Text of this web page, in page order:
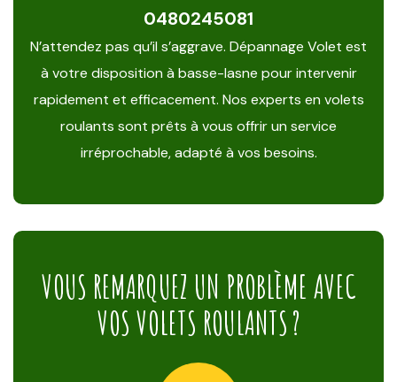
0480245081
N’attendez pas qu’il s’aggrave. Dépannage Volet est
à votre disposition à basse-lasne pour intervenir
rapidement et efficacement. Nos experts en volets
roulants sont prêts à vous offrir un service
irréprochable, adapté à vos besoins.
VOUS REMARQUEZ UN PROBLÈME AVEC
VOS VOLETS ROULANTS ?